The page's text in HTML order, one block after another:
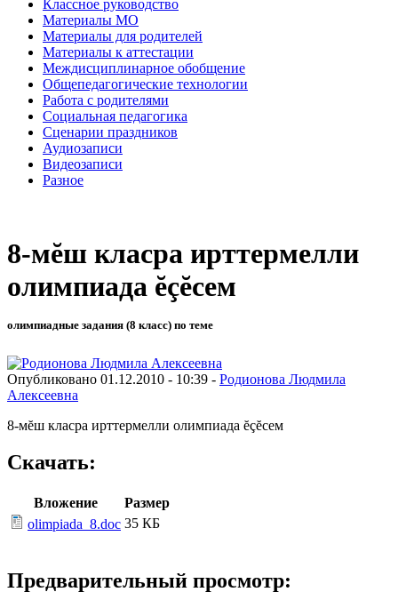
Классное руководство
Материалы МО
Материалы для родителей
Материалы к аттестации
Междисциплинарное обобщение
Общепедагогические технологии
Работа с родителями
Социальная педагогика
Сценарии праздников
Аудиозаписи
Видеозаписи
Разное
8-мĕш класра ирттермелли
олимпиада ĕçĕсем
олимпиадные задания (8 класс) по теме
Опубликовано 01.12.2010 - 10:39 - Родионова Людмила
Алексеевна
8-мĕш класра ирттермелли олимпиада ĕçĕсем
Скачать:
Вложение
Размер
olimpiada_8.doc 35 КБ
Предварительный просмотр: